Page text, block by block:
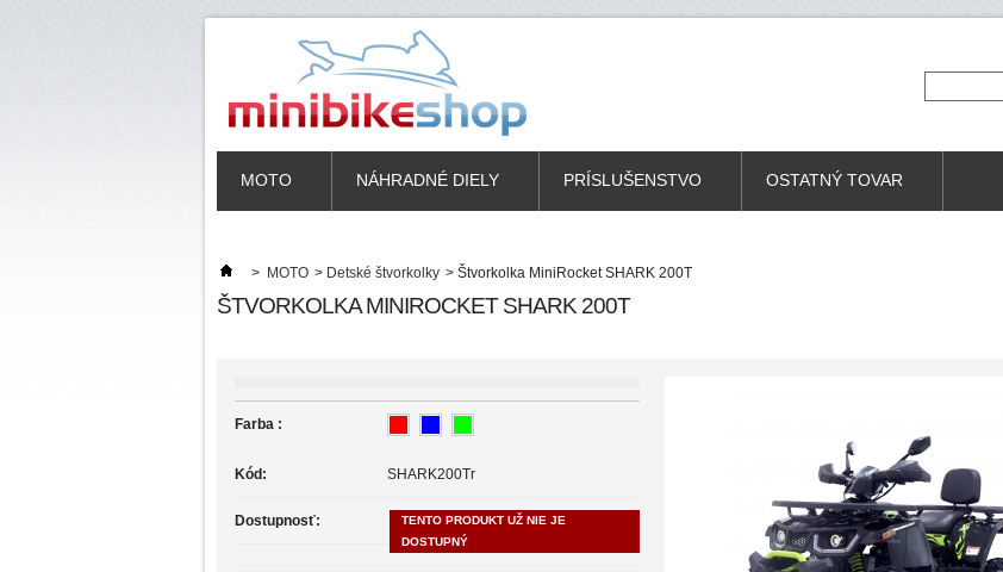
MOTO NÁHRADNÉ DIELY PRÍSLUŠENSTVO OSTATNÝ TOVAR
> MOTO > Detské štvorkolky > Štvorkolka MiniRocket SHARK 200T
ŠTVORKOLKA MINIROCKET SHARK 200T
Farba :
Kód: SHARK200Tr
Dostupnosť:
TENTO PRODUKT UŽ NIE JE
DOSTUPNÝ